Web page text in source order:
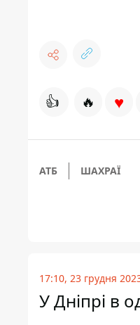
👍 🔥 ♥
АТБ ШАХРАЇ
17:10, 23 грудня
У Дніпрі в